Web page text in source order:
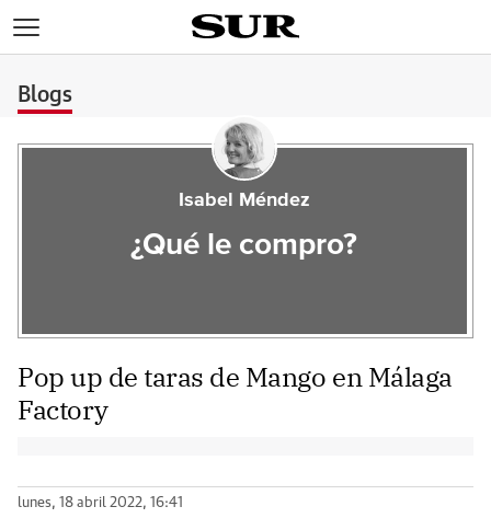
Blogs
Isabel Méndez
¿Qué le compro?
Pop up de taras de Mango en Málaga
Factory
lunes, 18 abril 2022, 16:41